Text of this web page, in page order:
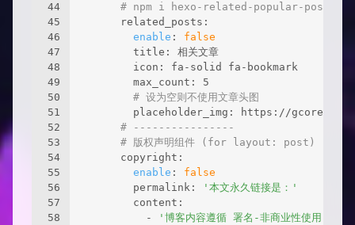
44
45
46
47
48
49
50
51
52
53
54
55
56
57
58
# npm i hexo-related-popular-posts
      related_posts:
enable : false
        title: 相关文章
        icon: fa-solid fa-bookmark
        max_count: 5
# 设为空则不使用文章头图
placeholder_img: https://
# ----------------
# 版权声明组件 (for layout: post)
      copyright:
enable : false
        permalink:
'本文永久链接是：'
        content:
          -
'博客内容遵循 署名-非商业性使用-